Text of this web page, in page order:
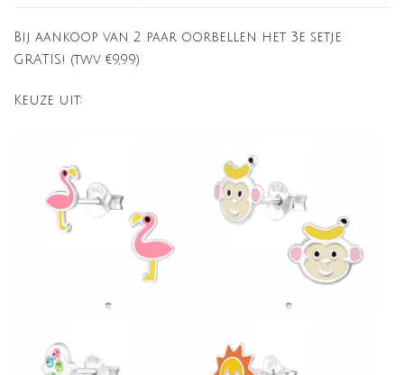
Bij aankoop van 2 paar oorbellen het 3e setje
GRATIS! (twv €9,99)
Keuze uit: